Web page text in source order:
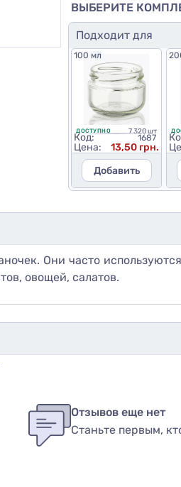
ВЫБЕРИТЕ
Подходит для
100 мл
ДОСТУПНО 7 320 шт
Код: 1687
Цена:
13,50 грн.
Добавить
Они часто
овощей, салатов.
Отзывов еще нет
Станьте первым,